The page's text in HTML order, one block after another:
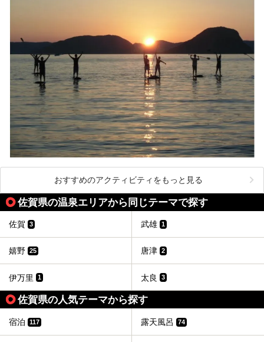
おすすめのアクティビティをもっと見る
佐賀県の温泉エリアから同じテーマで探す
佐賀 3 武雄 1
嬉野 25 唐津 2
伊万里 1 太良 3
佐賀県の人気テーマから探す
宿泊 117 露天風呂 74